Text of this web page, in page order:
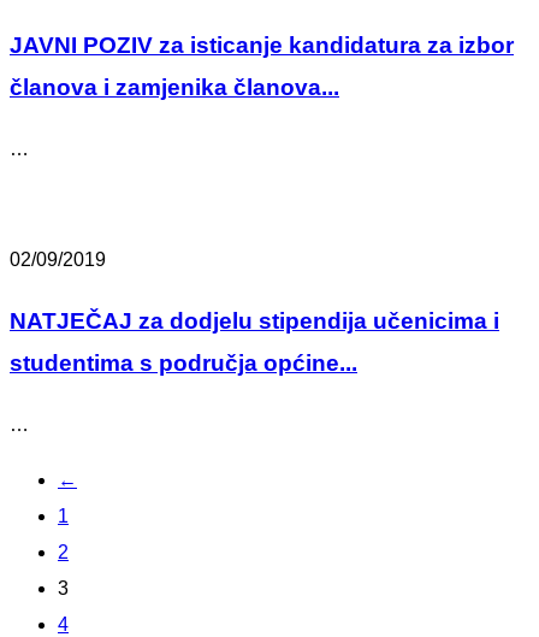
JAVNI POZIV za isticanje kandidatura za izbor
članova i zamjenika članova...
…
02/09/2019
NATJEČAJ za dodjelu stipendija učenicima i
studentima s područja općine...
…
←
1
2
3
4